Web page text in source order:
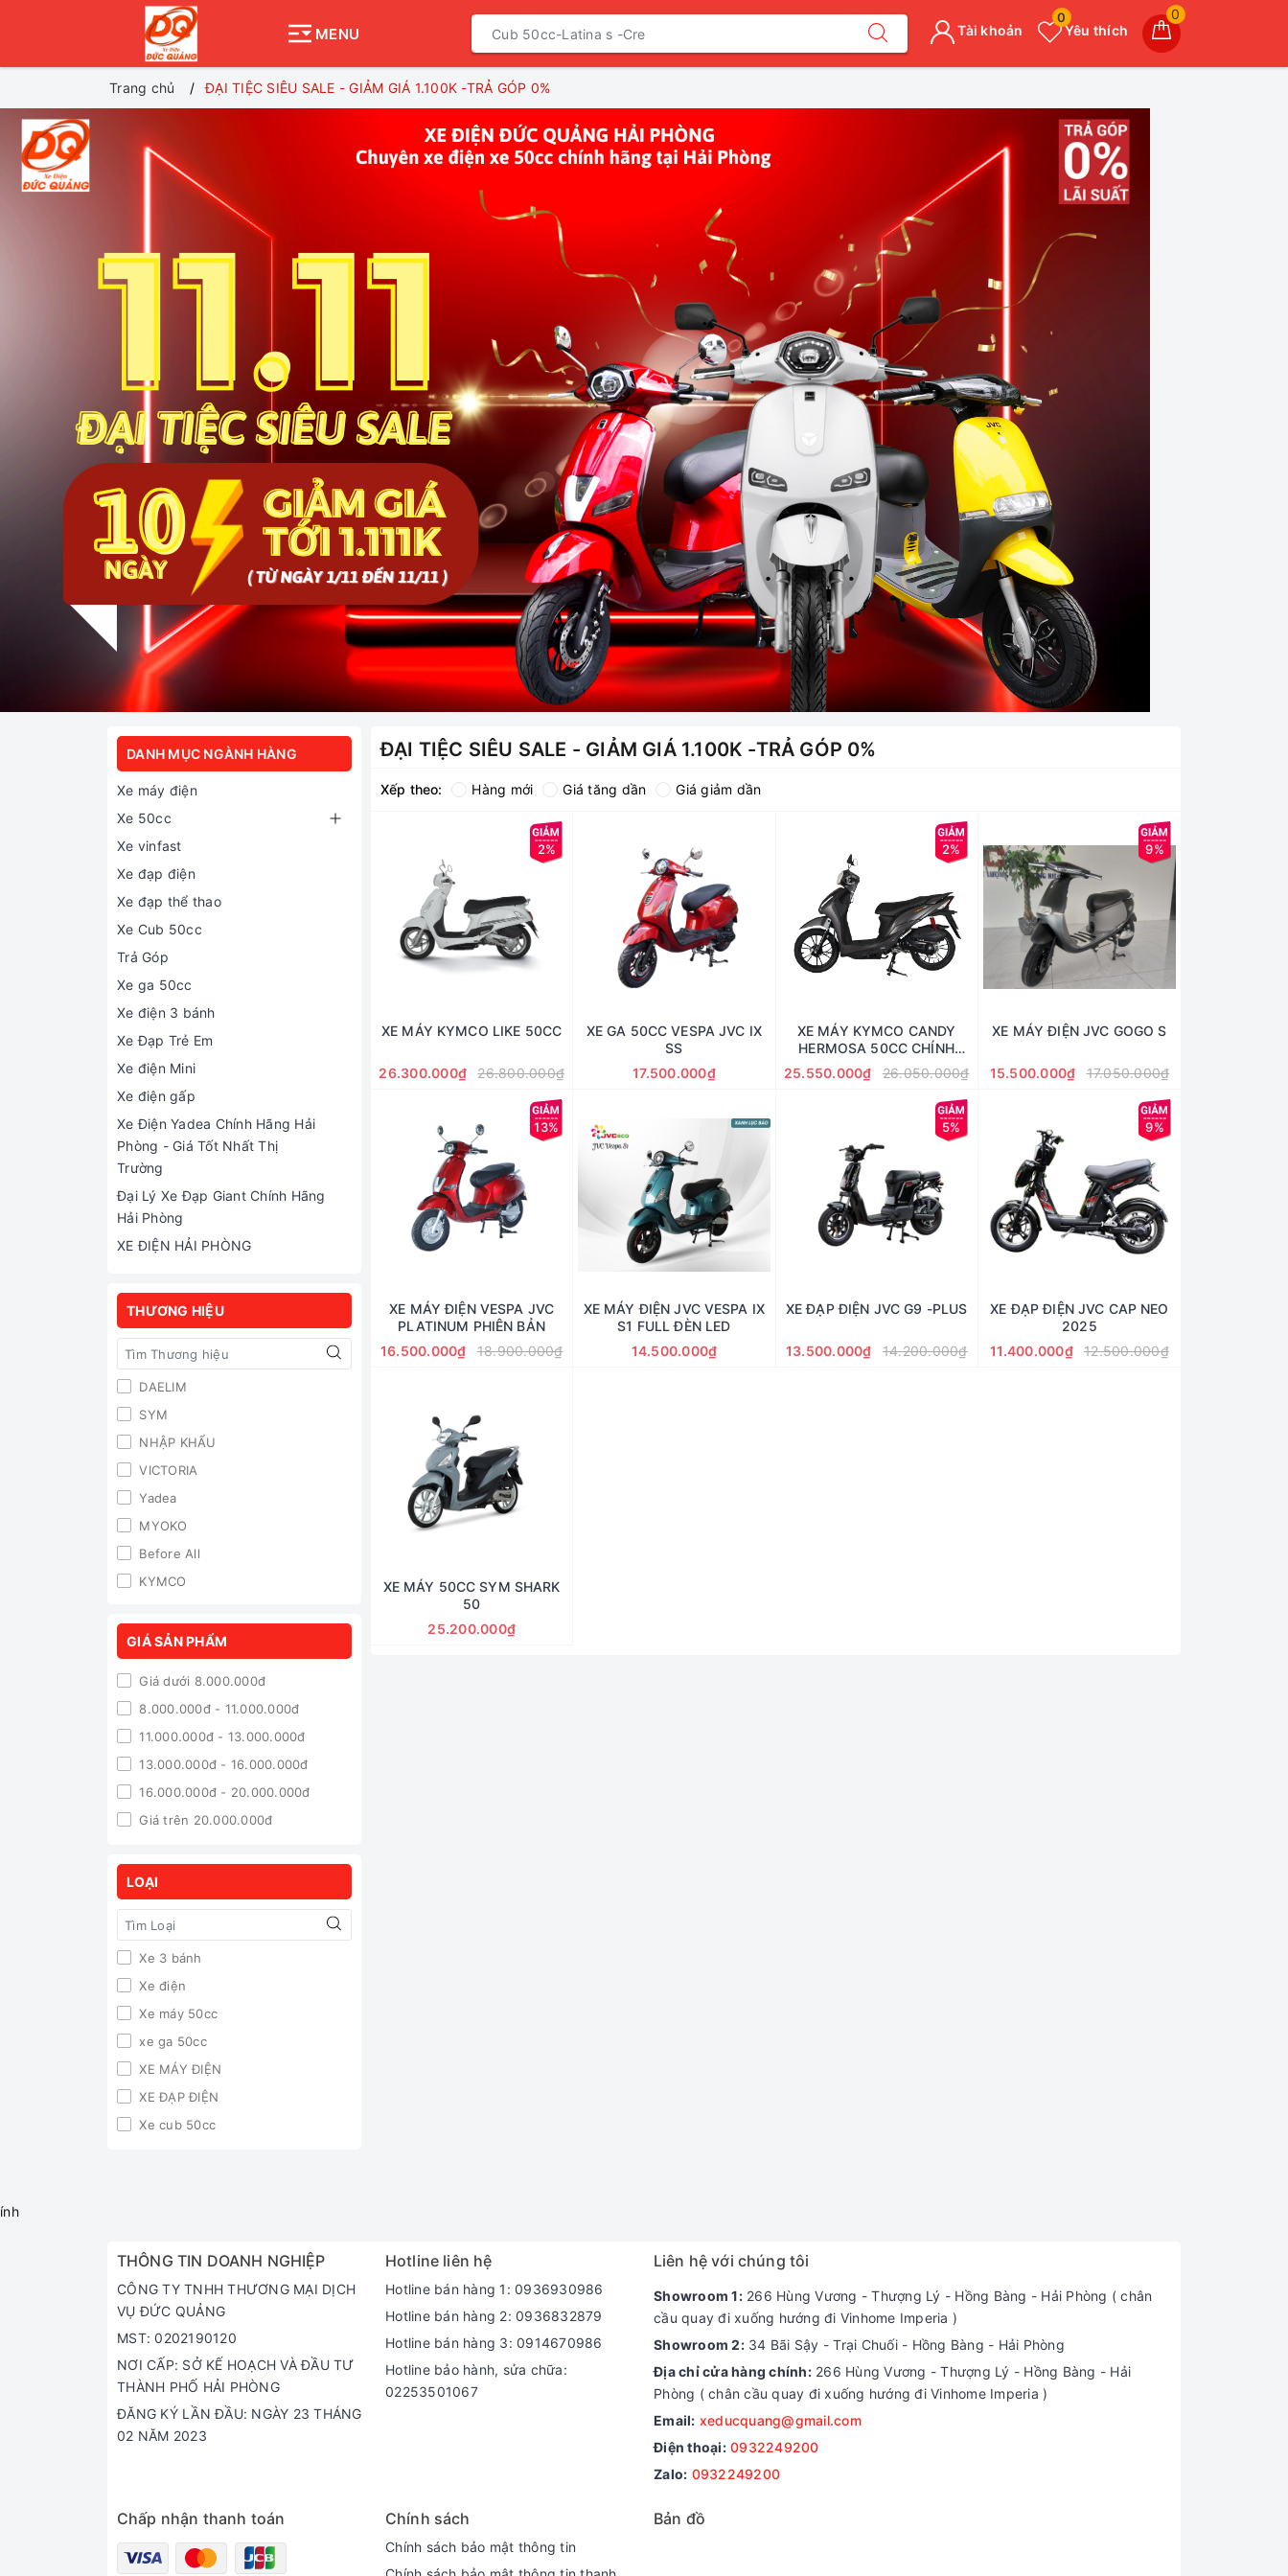
MENU
0
Yêu thích
0
Tài khoản
Trang chủ ĐẠI TIỆC SIÊU SALE - GIẢM GIÁ 1.100K -TRẢ GÓP 0%
DANH MỤC NGÀNH HÀNG
Xe máy điện
Xe 50cc
Xe vinfast
Xe đạp điện
Xe đạp thể thao
Xe Cub 50cc
Trả Góp
Xe ga 50cc
Xe điện 3 bánh
Xe Đạp Trẻ Em
Xe điện Mini
Xe điện gấp
Xe Điện Yadea Chính Hãng Hải
Phòng - Giá Tốt Nhất Thị
Trường
Đại Lý Xe Đạp Giant Chính Hãng
Hải Phòng
XE ĐIỆN HẢI PHÒNG
THƯƠNG HIỆU
DAELIM
SYM
NHẬP KHẨU
VICTORIA
Yadea
MYOKO
Before All
KYMCO
JVC
GIÁ SẢN PHẨM
Giá dưới 8.000.000đ
8.000.000đ - 11.000.000đ
11.000.000đ - 13.000.000đ
13.000.000đ - 16.000.000đ
16.000.000đ - 20.000.000đ
Giá trên 20.000.000đ
LOẠI
Xe 3 bánh
Xe điện
Xe máy 50cc
xe ga 50cc
XE MÁY ĐIỆN
XE ĐẠP ĐIỆN
Xe cub 50cc
ĐẠI TIỆC SIÊU SALE - GIẢM GIÁ 1.100K -TRẢ GÓP 0%
Xếp theo: Hàng mới Giá tăng dần Giá giảm dần
2%
XE MÁY KYMCO LIKE 50CC
26.300.000₫ 26.800.000₫
XE GA 50CC VESPA JVC IX
SS
17.500.000₫
2%
XE MÁY KYMCO CANDY
HERMOSA 50CC CHÍNH
HÃNG
25.550.000₫ 26.050.000₫
9%
XE MÁY ĐIỆN JVC GOGO S
15.500.000₫ 17.050.000₫
13%
XE MÁY ĐIỆN VESPA JVC
PLATINUM PHIÊN BẢN
16.500.000₫
18.900.000₫
XE MÁY ĐIỆN JVC VESPA IX
S1 FULL ĐÈN LED
14.500.000₫
5%
XE ĐẠP ĐIỆN JVC G9 -PLUS
13.500.000₫ 14.200.000₫
9%
XE ĐẠP ĐIỆN JVC CAP NEO
2025
11.400.000₫
12.500.000₫
XE MÁY 50CC SYM SHARK
50
25.200.000₫
ính
THÔNG TIN DOANH NGHIỆP
CÔNG TY TNHH THƯƠNG MẠI DỊCH
VỤ ĐỨC QUẢNG
MST: 0202190120
NƠI CẤP: SỞ KẾ HOẠCH VÀ ĐẦU TƯ
THÀNH PHỐ HẢI PHÒNG
ĐĂNG KÝ LẦN ĐẦU: NGÀY 23 THÁNG
02 NĂM 2023
Hotline liên hệ
Hotline bán hàng 1: 0936930986
Hotline bán hàng 2: 0936832879
Hotline bán hàng 3: 0914670986
Hotline bảo hành, sửa chữa:
02253501067
Liên hệ với chúng tôi
Showroom 1:266 Hùng Vương - Thượng Lý - Hồng Bàng - Hải Phòng ( chân
cầu quay đi xuống hướng đi Vinhome Imperia )
Showroom 2:34 Bãi Sậy - Trại Chuối - Hồng Bàng - Hải Phòng
Địa chỉ cửa hàng chính:266 Hùng Vương - Thượng Lý - Hồng Bàng - Hải
Phòng ( chân cầu quay đi xuống hướng đi Vinhome Imperia )
Email: xeducquang@gmail.com
Điện thoại: 0932249200
Zalo: 0932249200
Chấp nhận thanh toán Chính sách
Chính sách bảo mật thông tin
Bản đồ